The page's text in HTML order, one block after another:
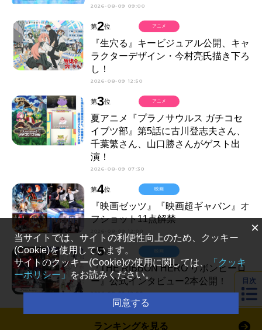
2026-08-09 09:00
第2位
『生穴る』キービジュアル公開、キャ
ラクターデザイン・今村亮氏描き下ろ
し！
2026-08-09 12:50
アニメ
第3位
夏アニメ『プラノサウルス ガチコセ
イブツ部』第5話に古川登志夫さん、
千葉繁さん、山口勝さんがゲスト出
演！
2026-08-09 07:30
アニメ
第4位
『映画ゼッツ』『映画超ギャバン』オ
フショット11点解禁
映画
第5位
『THE RIBBON HERO リボンヒーロ
ー』公式インタビュー2本公開！
2026-08-09 12:00
ランキングを見る
目次
×
当サイトでは、サイトの利便性向上のため、クッキー
(Cookie)を使用しています。
サイトのクッキー(Cookie)の使用に関しては、 「クッキ
ーポリシー」 をお読みください。
同意する